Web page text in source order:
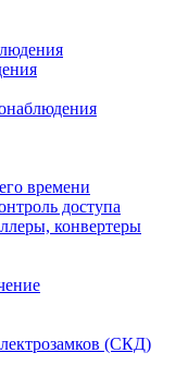
времени
доступа
конвертеры
(СКД)